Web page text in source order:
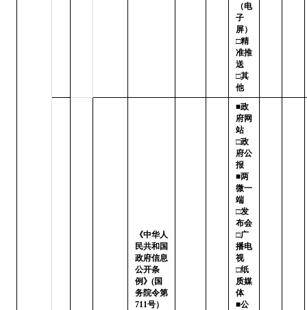
（电
子
屏）
□精
准推
送
□其
他
《中华人
民共和国
政府信息
公开条
例》(国
务院令第
711号）
■政
府网
站
□政
府公
报
■两
微一
端
□发
布会
□广
播电
视
□纸
质媒
体
■公